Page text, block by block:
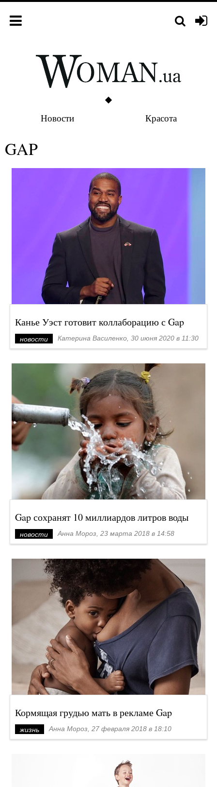
Новости Красота
GAP
Канье Уэст готовит коллаборацию с Gap
новости Катерина Василенко, 30 июня 2020 в 11:30
Gap сохранят 10 миллиардов литров воды
новости Анна Мороз, 23 марта 2018 в 14:58
Кормящая грудью мать в рекламе Gap
жизнь Анна Мороз, 27 февраля 2018 в 18:10